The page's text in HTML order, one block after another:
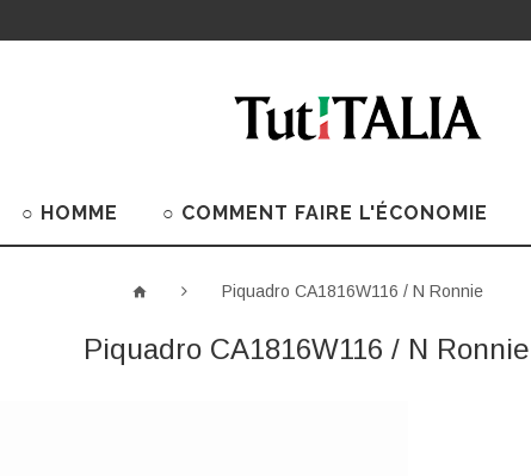
○ HOMME ○ COMMENT FAIRE L'ÉCONOMIE
Piquadro CA1816W116 / N Ronnie
Piquadro CA1816W116 / N Ronnie